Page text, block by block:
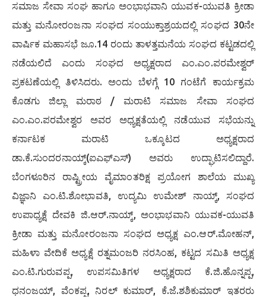
ಸಮಾಜ ಸೇವಾ ಸಂಘ ಹಾಗೂ ಅಂಭಾಭವಾನಿ ಯುವಕ-ಯುವತಿ ಕ್ರೀಡಾ
ಮತ್ತು ಮನೋರಂಜನಾ ಸಂಘದ ಸಂಯುಕ್ತಾಶ್ರಯದಲ್ಲಿ ಸಂಘದ 30ನೇ
ವಾರ್ಷಿಕ ಮಹಾಸಭೆ ಜೂ.14 ರಂದು ತಾಳತ್ತಮನೆಯ ಸಂಘದ ಕಟ್ಟಡದಲ್ಲಿ
ನಡೆಯಲಿದೆ ಎಂದು ಸಂಘದ ಅಧ್ಯಕ್ಷರಾದ ಎಂ.ಎಂ.ಪರಮೇಶ್ವರ್
ಪ್ರಕಟಣೆಯಲ್ಲಿ ತಿಳಿಸಿದರು. ಅಂದು ಬೆಳಗ್ಗೆ 10 ಗಂಟೆಗೆ ಕಾರ್ಯಕ್ರಮ
ಕೊಡಗು ಜಿಲ್ಲಾ ಮರಾಠ / ಮರಾಟಿ ಸಮಾಜ ಸೇವಾ ಸಂಘದ
ಎಂ.ಎಂ.ಪರಮೇಶ್ವರ ಅವರ ಅಧ್ಯಕ್ಷತೆಯಲ್ಲಿ ನಡೆಯುವ ಸಭೆಯನ್ನು
ಕರ್ನಾಟಕ ಮರಾಟಿ ಒಕ್ಕೂಟದ ಅಧ್ಯಕ್ಷರಾದ
ಡಾ.ಕೆ.ಸುಂದರನಾಯ್ಕ್(ಐಎಫ್‍ಎಸ್) ಅವರು ಉದ್ಘಾಟಿಸಲಿದ್ದಾರೆ.
ಬೆಂಗಳೂರಿನ ರಾಷ್ಟ್ರೀಯ ವೈಮಾಂತರಿಕ್ಷ ಪ್ರಯೋಗ ಶಾಲೆಯ ಮುಖ್ಯ
ವಿಜ್ಞಾನಿ ಎಂ.ಟಿ.ಶೋಭಾವತಿ, ಉದ್ಯಮಿ ಉಮೇಶ್ ನಾಯ್ಕ್, ಸಂಘದ
ಉಪಾಧ್ಯಕ್ಷೆ ದೇವಕಿ ಜಿ.ಆರ್.ನಾಯ್ಕ್, ಅಂಭಾಭವಾನಿ ಯುವಕ-ಯುವತಿ
ಕ್ರೀಡಾ ಮತ್ತು ಮನೋರಂಜನಾ ಸಂಘದ ಅಧ್ಯಕ್ಷ ಎಂ.ಆರ್.ಮೋಹನ್,
ಮಹಿಳಾ ವೇದಿಕೆ ಅಧ್ಯಕ್ಷೆ ರತ್ನಮಂಜರಿ ನರಸಿಂಹ, ಕಟ್ಟದ ಸಮಿತಿ ಅಧ್ಯಕ್ಷ
ಎಂ.ಟಿ.ಗುರುವಪ್ಪ, ಉಪಸಮಿತಿಗಳ ಅಧ್ಯಕ್ಷರಾದ ಕೆ.ಜಿ.ಹೊನ್ನಪ್ಪ,
ಧನಂಜಯ್, ವೆಂಕಪ್ಪ, ನಿರಲ್ ಕುಮಾರ್, ಕೆ.ಜೆ.ಶಶಿಕುಮಾರ್ ಇತರರು